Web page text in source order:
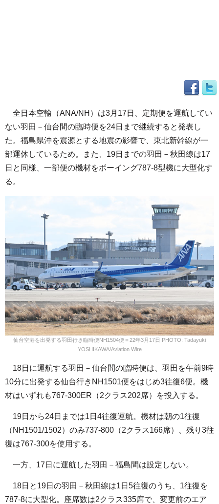
全日本空輸（ANA/NH）は3月17日、定期便を運航してい
ない羽田－仙台間の臨時便を24日まで継続すると発表し
た。福島県沖を震源とする地震の影響で、東北新幹線が一
部運休しているため。また、19日までの羽田－秋田線は17
日と同様、一部便の機材をボーイング787-8型機に大型化す
る。
仙台空港を出発する羽田行き臨時便NH1504便＝22年3月17日 PHOTO: Tadayuki
YOSHIKAWA/Aviation Wire
18日に運航する羽田－仙台間の臨時便は、羽田を午前9時
10分に出発する仙台行きNH1501便をはじめ3往復6便。機
材はいずれも767-300ER（2クラス202席）を投入する。
19日から24日までは1日4往復運航。機材は朝の1往復
（NH1501/1502）のみ737-800（2クラス166席）、残り3往
復は767-300を使用する。
一方、17日に運航した羽田－福島間は設定しない。
18日と19日の羽田－秋田線は1日5往復のうち、1往復を
787-8に大型化。座席数は2クラス335席で、変更前のエア